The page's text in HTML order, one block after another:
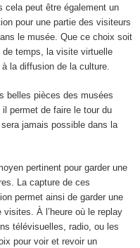
cela peut être également un
pour une partie des visiteurs
le musée. Que ce choix soit
de temps, la visite virtuelle
à la diffusion de la culture.
belles pièces des musées
permet de faire le tour du
jamais possible dans la
pertinent pour garder une
La capture de ces
permet ainsi de garder une
À l’heure où le replay
télévisuelles, radio, ou les
pour voir et revoir un